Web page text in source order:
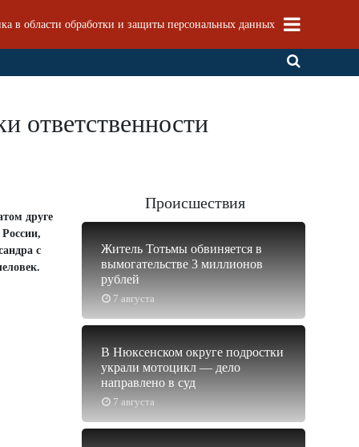
в области обработки и защиты персональных данных
ответственности
друге
с
Происшествия
7 августа
Житель Тотьмы обвиняется в
вымогательстве 3 миллионов
рублей
7 августа
В Нюксенском округе подростки
украли мотоцикл — дело
направлено в суд